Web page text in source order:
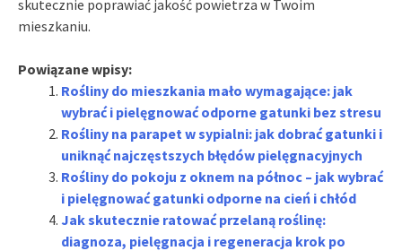
skutecznie poprawiać jakość powietrza w Twoim
mieszkaniu.
Powiązane wpisy:
Rośliny do mieszkania mało wymagające: jak
wybrać i pielęgnować odporne gatunki bez stresu
Rośliny na parapet w sypialni: jak dobrać gatunki i
uniknąć najczęstszych błędów pielęgnacyjnych
Rośliny do pokoju z oknem na północ – jak wybrać
i pielęgnować gatunki odporne na cień i chłód
Jak skutecznie ratować przelaną roślinę:
diagnoza, pielęgnacja i regeneracja krok po